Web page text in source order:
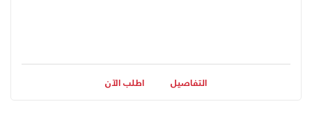
التفاصيل اطلب الآن